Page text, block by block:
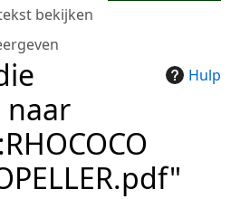
bekijken
Hulp
naar